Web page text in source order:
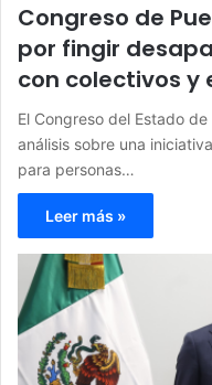
Congreso de
por fingir
con colectivos y
El Congreso del Estado
análisis sobre una
para personas…
Leer más »